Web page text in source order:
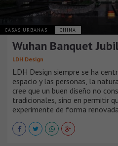
CASAS URBANAS CHINA
Wuhan Banquet
LDH Design
LDH Design siempre se ha
espacio y las personas, la
cree que un buen diseño no
tradicionales, sino en permitir
experimente de forma